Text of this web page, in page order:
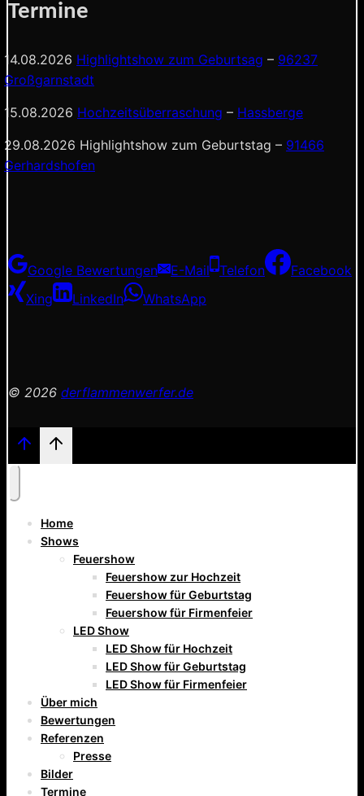
Termine
14.08.2026 Highlightshow zum Geburtsag – 96237
Großgarnstadt
15.08.2026 Hochzeitsüberraschung – Hassberge
29.08.2026 Highlightshow zum Geburtstag – 91466
Gerhardshofen
Google Bewertungen E-Mail Telefon
Facebook
Xing
LinkedIn WhatsApp
© 2026 derflammenwerfer.de
Home
Shows
Feuershow
Feuershow zur Hochzeit
Feuershow für Geburtstag
Feuershow für Firmenfeier
LED Show
LED Show für Hochzeit
LED Show für Geburtstag
LED Show für Firmenfeier
Über mich
Bewertungen
Referenzen
Presse
Bilder
Termine